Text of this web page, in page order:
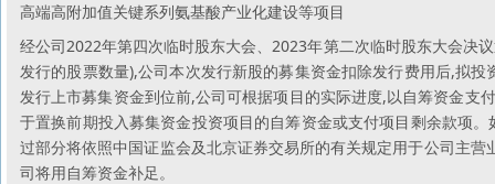
高端高附加值关键系列氨基酸产业化建设等项目
经公司2022年第四次临时股东大会、2023年第二次临时股东大会决
发行的股票数量),公司本次发行新股的募集资金扣除发行费用后,拟
发行上市募集资金到位前,公司可根据项目的实际进度,以自筹资金支
于置换前期投入募集资金投资项目的自筹资金或支付项目剩余款项
过部分将依照中国证监会及北京证券交易所的有关规定用于公司主
司将用自筹资金补足。